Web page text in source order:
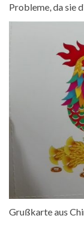
Probleme, da sie
Grußkarte aus